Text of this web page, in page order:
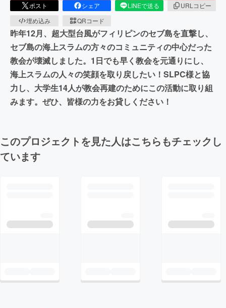
ポスト シェア LINEで送る
URLコピー
埋め込み
QRコード
昨年12月、超大型台風がフィリピンのセブ島を直撃し、
セブ島の海上スラムの方々のコミュニティの中心だった
教会が壊滅しました。1日でも早く教会を元通りにし、
海上スラムの人々の笑顔を取り戻したい！SLPC様と協
力し、大学生14人が教会再建のためにこの活動に取り組
みます。ぜひ、皆様の力をお貸しください！
このプロジェクトを見た人はこちらもチェックし
ています